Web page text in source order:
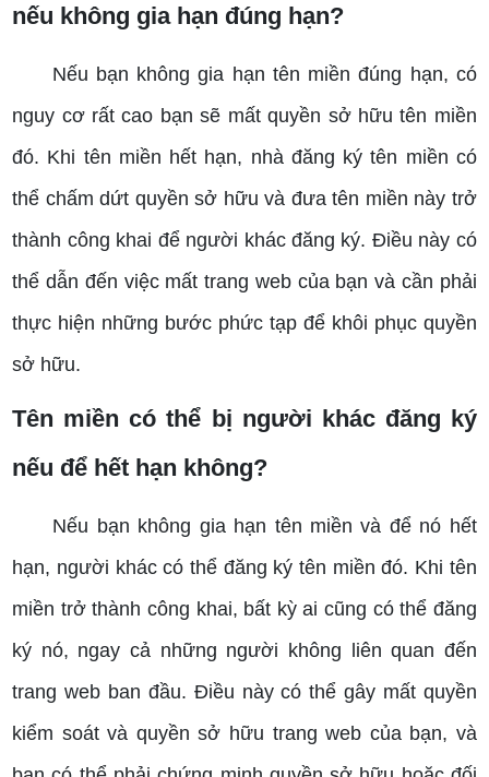
nếu không gia hạn đúng hạn?
Nếu bạn không gia hạn tên miền đúng hạn, có
nguy cơ rất cao bạn sẽ mất quyền sở hữu tên miền
đó. Khi tên miền hết hạn, nhà đăng ký tên miền có
thể chấm dứt quyền sở hữu và đưa tên miền này trở
thành công khai để người khác đăng ký. Điều này có
thể dẫn đến việc mất trang web của bạn và cần phải
thực hiện những bước phức tạp để khôi phục quyền
sở hữu.
Tên miền có thể bị người khác đăng ký
nếu để hết hạn không?
Nếu bạn không gia hạn tên miền và để nó hết
hạn, người khác có thể đăng ký tên miền đó. Khi tên
miền trở thành công khai, bất kỳ ai cũng có thể đăng
ký nó, ngay cả những người không liên quan đến
trang web ban đầu. Điều này có thể gây mất quyền
kiểm soát và quyền sở hữu trang web của bạn, và